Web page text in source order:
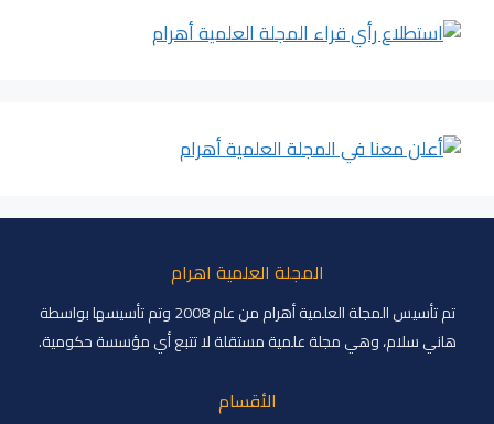
المجلة العلمية اهرام
تم تأسيس المجلة العلمية أهرام من عام 2008 وتم تأسيسها بواسطة
هاني سلام، وهي مجلة علمية مستقلة لا تتبع أي مؤسسة حكومية.
الأقسام